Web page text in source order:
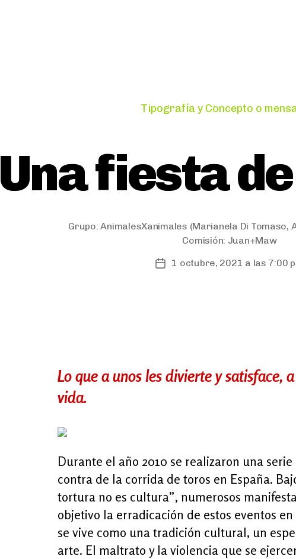
Categorías
Tipografía y Concepto o
Una fiesta
Grupo:AnimalesXanimales (Marianela Di Tomaso,
Comisión: Juan+Maw
Fecha
1 octubre, 2021 a las 7:00
Lo que a unos les divierte y satisface,
vida.
Durante el año 2010 se realizaron una
contra de la corrida de toros en España.
tortura no es cultura”, numerosos
objetivo la erradicación de estos eventos
se vive como una tradición cultural, un
arte. El maltrato y la violencia que se